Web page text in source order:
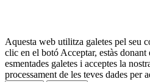
Aquesta web utilitza galetes pel seu
clic en el botó Acceptar, estàs
esmentades galetes i acceptes la
processament de les teves dades per